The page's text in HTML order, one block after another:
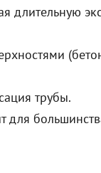
длительную
трубы.
для